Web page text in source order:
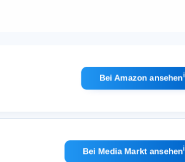
Bei Amazon ansehenℹ︎
Bei Media Markt ansehenℹ︎